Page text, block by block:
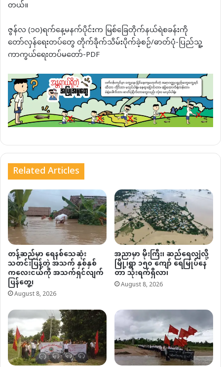
တယ်။
ဇွန်လ (၁၀)ရက်နေ့မနက်ပိုင်းက မြစ်ခြေတိုက်နယ်ရဲစခန်းကို
တော်လှန်ရေးတပ်တွေ တိုက်ခိုက်သိမ်းပိုက်ခဲ့စဉ်/ဓာတ်ပုံ-ပြည်သူ့
ကာကွယ်ရေးတပ်မတော်-PDF
Related Articles
တန့်ဆည်မှာ ရေနစ်သေဆုံး
သတင်းပြန့်တဲ့ အသက် နှစ်နှစ်
ကလေးငယ်ကို အသက်ရှင်လျက်
ပြန်တွေ့၊
August 8, 2026
အညာမှာ မိုးကြီး၊ ဆည်ရေလျှံလို့
မြို့၊ရွာ ၁၅၀ ကျော် ရေမြုပ်နေ
တာ သုံးရက်ရှိလာ၊
August 8, 2026